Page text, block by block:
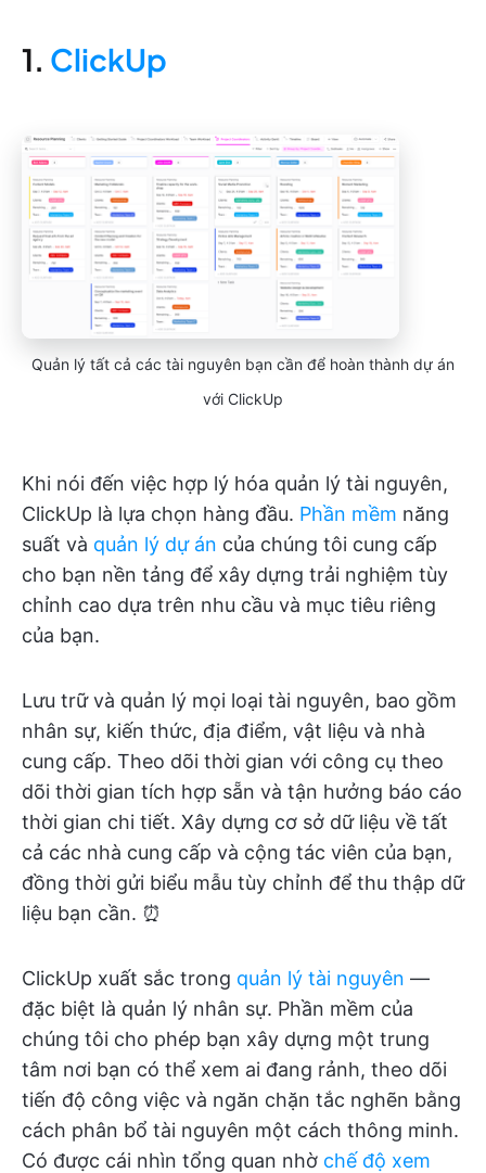
1. ClickUp
Quản lý tất cả các tài nguyên bạn cần để hoàn thành dự án
với ClickUp
Khi nói đến việc hợp lý hóa quản lý tài nguyên,
ClickUp là lựa chọn hàng đầu. Phần mềm năng
suất và quản lý dự án của chúng tôi cung cấp
cho bạn nền tảng để xây dựng trải nghiệm tùy
chỉnh cao dựa trên nhu cầu và mục tiêu riêng
của bạn.
Lưu trữ và quản lý mọi loại tài nguyên, bao gồm
nhân sự, kiến thức, địa điểm, vật liệu và nhà
cung cấp. Theo dõi thời gian với công cụ theo
dõi thời gian tích hợp sẵn và tận hưởng báo cáo
thời gian chi tiết. Xây dựng cơ sở dữ liệu về tất
cả các nhà cung cấp và cộng tác viên của bạn,
đồng thời gửi biểu mẫu tùy chỉnh để thu thập dữ
liệu bạn cần. ⏰
ClickUp xuất sắc trong quản lý tài nguyên —
đặc biệt là quản lý nhân sự. Phần mềm của
chúng tôi cho phép bạn xây dựng một trung
tâm nơi bạn có thể xem ai đang rảnh, theo dõi
tiến độ công việc và ngăn chặn tắc nghẽn bằng
cách phân bổ tài nguyên một cách thông minh.
Có được cái nhìn tổng quan nhờ chế độ xem